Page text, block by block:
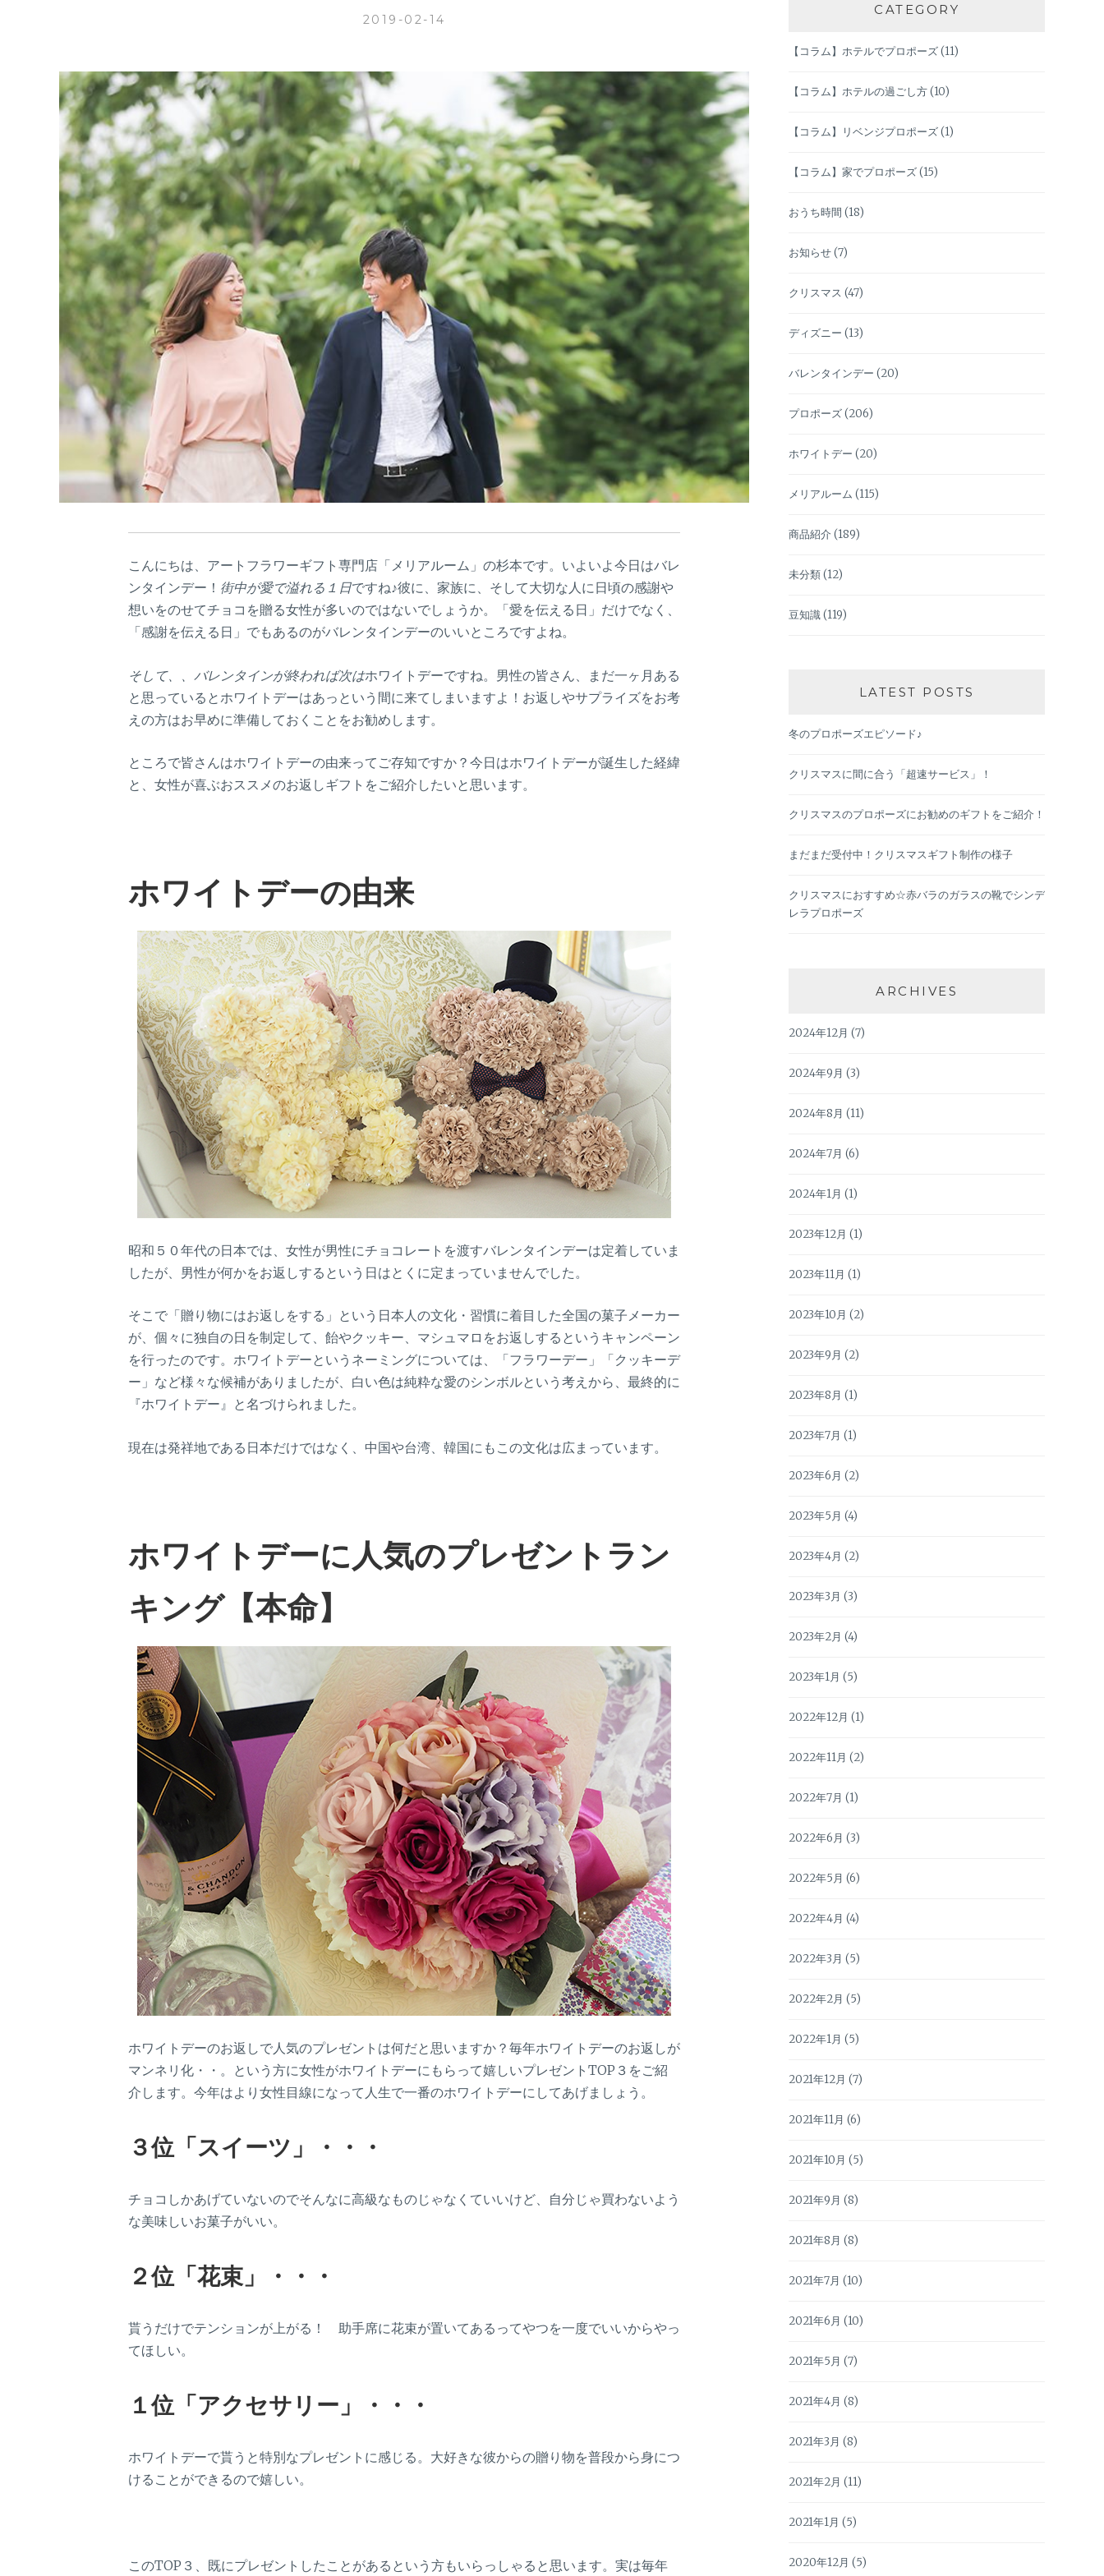
2019-02-14
こんにちは、アートフラワーギフト専門店「メリアルーム」の杉本です。いよいよ今日はバレ
ンタインデー！ 街中が愛で溢れる１日ですね♪彼に、家族に、そして大切な人に日頃の感謝や
想いをのせてチョコを贈る女性が多いのではないでしょうか。「愛を伝える日」だけでなく、
「感謝を伝える日」でもあるのがバレンタインデーのいいところですよね。
そして、、バレンタインが終われば次はホワイトデーですね。男性の皆さん、まだ一ヶ月ある
と思っているとホワイトデーはあっという間に来てしまいますよ！お返しやサプライズをお考
えの方はお早めに準備しておくことをお勧めします。
ところで皆さんはホワイトデーの由来ってご存知ですか？今日はホワイトデーが誕生した経緯
と、女性が喜ぶおススメのお返しギフトをご紹介したいと思います。
ホワイトデーの由来
昭和５０年代の日本では、女性が男性にチョコレートを渡すバレンタインデーは定着していま
したが、男性が何かをお返しするという日はとくに定まっていませんでした。
そこで「贈り物にはお返しをする」という日本人の文化・習慣に着目した全国の菓子メーカー
が、個々に独自の日を制定して、飴やクッキー、マシュマロをお返しするというキャンペーン
を行ったのです。ホワイトデーというネーミングについては、「フラワーデー」「クッキーデ
ー」など様々な候補がありましたが、白い色は純粋な愛のシンボルという考えから、最終的に
『ホワイトデー』と名づけられました。
現在は発祥地である日本だけではなく、中国や台湾、韓国にもこの文化は広まっています。
ホワイトデーに人気のプレゼントラン
キング【本命】
ホワイトデーのお返しで人気のプレゼントは何だと思いますか？毎年ホワイトデーのお返しが
マンネリ化・・。という方に女性がホワイトデーにもらって嬉しいプレゼントTOP３をご紹
介します。今年はより女性目線になって人生で一番のホワイトデーにしてあげましょう。
３位「スイーツ」・・・
チョコしかあげていないのでそんなに高級なものじゃなくていいけど、自分じゃ買わないよう
な美味しいお菓子がいい。
２位「花束」・・・
貰うだけでテンションが上がる！ 助手席に花束が置いてあるってやつを一度でいいからやっ
てほしい。
１位「アクセサリー」・・・
ホワイトデーで貰うと特別なプレゼントに感じる。大好きな彼からの贈り物を普段から身につ
けることができるので嬉しい。
このTOP３、既にプレゼントしたことがあるという方もいらっしゃると思います。実は毎年
CATEGORY
【コラム】ホテルでプロポーズ(11)
【コラム】ホテルの過ごし方(10)
【コラム】リベンジプロポーズ(1)
【コラム】家でプロポーズ(15)
おうち時間 (18)
お知らせ(7)
クリスマス (47)
ディズニー (13)
バレンタインデー (20)
プロポーズ(206)
ホワイトデー (20)
メリアルーム (115)
商品紹介 (189)
未分類(12)
豆知識(119)
LATEST POSTS
冬のプロポーズエピソード♪
クリスマスに間に合う「超速サービス」！
クリスマスのプロポーズにお勧めのギフトをご紹介！
まだまだ受付中！クリスマスギフト制作の様子
クリスマスにおすすめ☆赤バラのガラスの靴でシンデ
レラプロポーズ
ARCHIVES
2024年12月 (7)
2024年9月 (3)
2024年8月 (11)
2024年7月 (6)
2024年1月 (1)
2023年12月 (1)
2023年11月 (1)
2023年10月 (2)
2023年9月 (2)
2023年8月 (1)
2023年7月 (1)
2023年6月 (2)
2023年5月 (4)
2023年4月 (2)
2023年3月 (3)
2023年2月 (4)
2023年1月 (5)
2022年12月 (1)
2022年11月 (2)
2022年7月 (1)
2022年6月 (3)
2022年5月 (6)
2022年4月 (4)
2022年3月 (5)
2022年2月 (5)
2022年1月 (5)
2021年12月 (7)
2021年11月 (6)
2021年10月 (5)
2021年9月 (8)
2021年8月 (8)
2021年7月 (10)
2021年6月 (10)
2021年5月 (7)
2021年4月 (8)
2021年3月 (8)
2021年2月 (11)
2021年1月 (5)
2020年12月 (5)